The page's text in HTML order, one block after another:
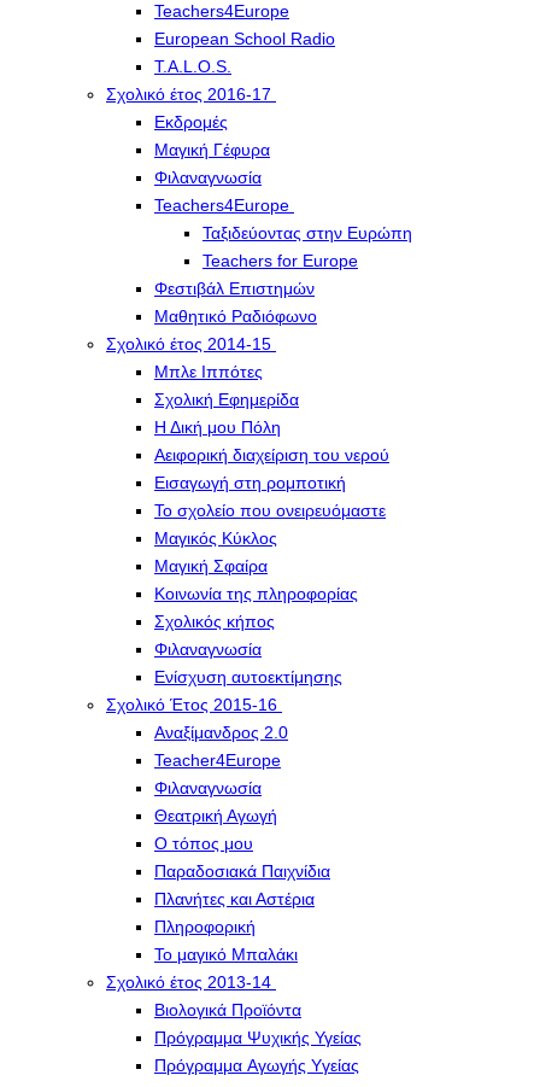
Teachers4Europe
European School Radio
T.A.L.O.S.
Σχολικό έτος 2016-17
Εκδρομές
Μαγική Γέφυρα
Φιλαναγνωσία
Teachers4Europe
Ταξιδεύοντας στην Ευρώπη
Teachers for Europe
Φεστιβάλ Επιστημών
Μαθητικό Ραδιόφωνο
Σχολικό έτος 2014-15
Μπλε Ιππότες
Σχολική Εφημερίδα
Η Δική μου Πόλη
Αειφορική διαχείριση του νερού
Εισαγωγή στη ρομποτική
Το σχολείο που ονειρευόμαστε
Μαγικός Κύκλος
Μαγική Σφαίρα
Kοινωνία της πληροφορίας
Σχολικός κήπος
Φιλαναγνωσία
Eνίσχυση αυτοεκτίμησης
Σχολικό Έτος 2015-16
Αναξίμανδρος 2.0
Teacher4Europe
Φιλαναγνωσία
Θεατρική Αγωγή
Ο τόπος μου
Παραδοσιακά Παιχνίδια
Πλανήτες και Αστέρια
Πληροφορική
Το μαγικό Μπαλάκι
Σχολικό έτος 2013-14
Βιολογικά Προϊόντα
Πρόγραμμα Ψυχικής Υγείας
Πρόγραμμα Aγωγής Yγείας